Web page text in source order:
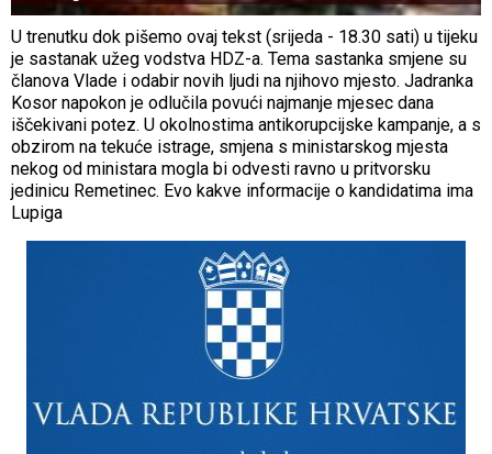
U trenutku dok pišemo ovaj tekst (srijeda - 18.30 sati) u tijeku
je sastanak užeg vodstva HDZ-a. Tema sastanka smjene su
članova Vlade i odabir novih ljudi na njihovo mjesto. Jadranka
Kosor napokon je odlučila povući najmanje mjesec dana
iščekivani potez. U okolnostima antikorupcijske kampanje, a s
obzirom na tekuće istrage, smjena s ministarskog mjesta
nekog od ministara mogla bi odvesti ravno u pritvorsku
jedinicu Remetinec. Evo kakve informacije o kandidatima ima
Lupiga